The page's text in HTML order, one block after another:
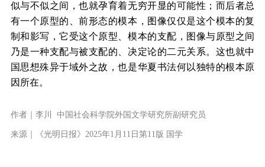
似与不似之间，也就孕育着无穷开显的可能性；而后者总
有一个原型的、前形态的模本，图像仅仅是这个模本的复
制和影写，它受这个原型、模本的支配，图像与原型之间
乃是一种支配与被支配的、决定论的二元关系。这也就中
国思想殊异于域外之故，也是华夏书法何以独特的根本原
因所在。
作者｜李川 中国社会科学院外国文学研究所副研究员
来源｜《光明日报》2025年1月11日第11版 国学